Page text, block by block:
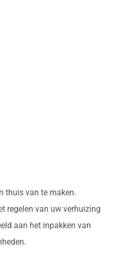
thuis van te maken.
regelen van uw verhuizing
aan het inpakken van